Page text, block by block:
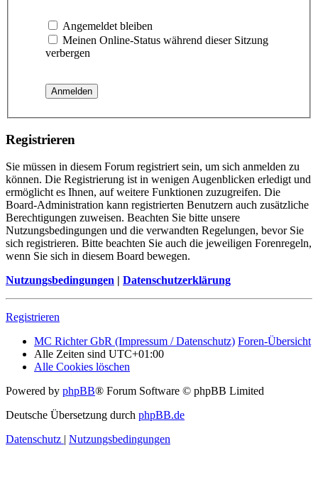
Angemeldet bleiben
Meinen Online-Status während dieser Sitzung
verbergen
Registrieren
Sie müssen in diesem Forum registriert sein, um sich anmelden zu
können. Die Registrierung ist in wenigen Augenblicken erledigt und
ermöglicht es Ihnen, auf weitere Funktionen zuzugreifen. Die
Board-Administration kann registrierten Benutzern auch zusätzliche
Berechtigungen zuweisen. Beachten Sie bitte unsere
Nutzungsbedingungen und die verwandten Regelungen, bevor Sie
sich registrieren. Bitte beachten Sie auch die jeweiligen Forenregeln,
wenn Sie sich in diesem Board bewegen.
Nutzungsbedingungen | Datenschutzerklärung
Registrieren
MC Richter GbR (Impressum / Datenschutz) Foren-Übersicht
Alle Zeiten sind UTC+01:00
Alle Cookies löschen
Powered by phpBB® Forum Software © phpBB Limited
Deutsche Übersetzung durch phpBB.de
Datenschutz | Nutzungsbedingungen